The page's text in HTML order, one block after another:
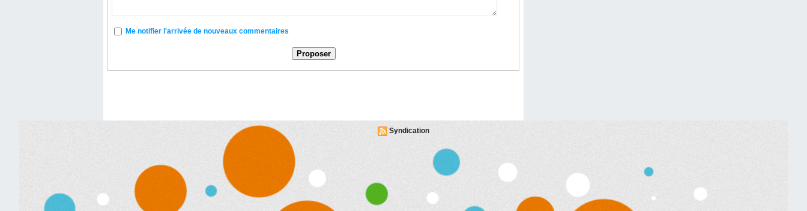
Me notifier l'arrivée de nouveaux commentaires
Syndication